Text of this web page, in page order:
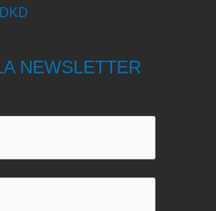
DKD
NEWSLETTER